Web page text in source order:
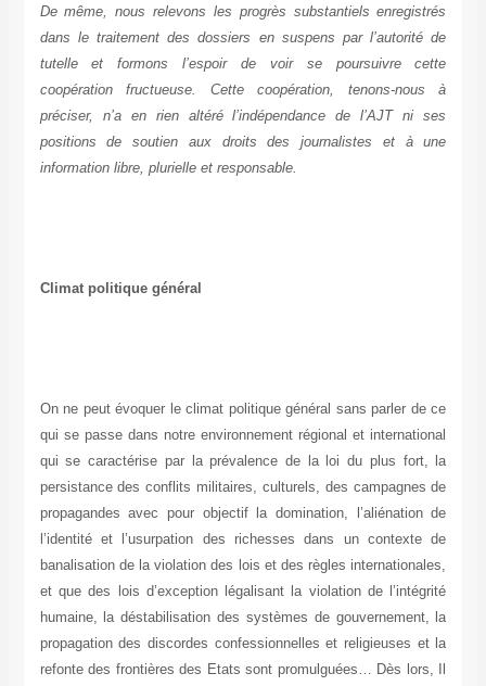
De même, nous relevons les progrès substantiels enregistrés
dans le traitement des dossiers en suspens par l’autorité de
tutelle et formons l’espoir de voir se poursuivre cette
coopération fructueuse. Cette coopération, tenons-nous à
préciser, n’a en rien altéré l’indépendance de l’AJT ni ses
positions de soutien aux droits des journalistes et à une
information libre, plurielle et responsable.
Climat politique général
On ne peut évoquer le climat politique général sans parler de ce
qui se passe dans notre environnement régional et international
qui se caractérise par la prévalence de la loi du plus fort, la
persistance des conflits militaires, culturels, des campagnes de
propagandes avec pour objectif la domination, l’aliénation de
l’identité et l’usurpation des richesses dans un contexte de
banalisation de la violation des lois et des règles internationales,
et que des lois d’exception légalisant la violation de l’intégrité
humaine, la déstabilisation des systèmes de gouvernement, la
propagation des discordes confessionnelles et religieuses et la
refonte des frontières des Etats sont promulguées… Dès lors, Il